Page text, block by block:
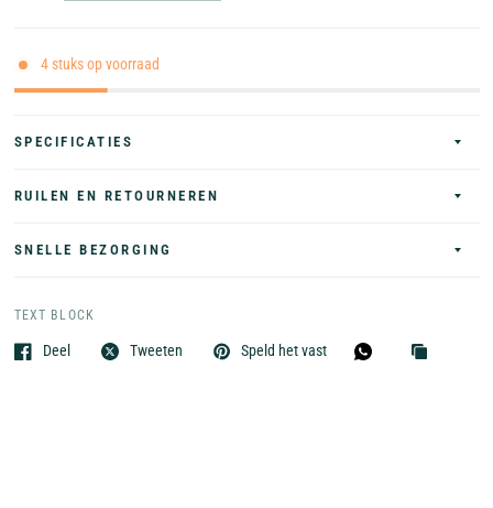
4 stuks op voorraad
SPECIFICATIES
RUILEN EN RETOURNEREN
SNELLE BEZORGING
TEXT BLOCK
Deel Tweeten Speld het vast